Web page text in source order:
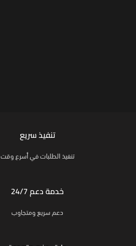
تنفيذ سريع
تنفيذ الطلبات في أسرع وقت
خدمة دعم 24/7
دعم سريع ومتجاوب